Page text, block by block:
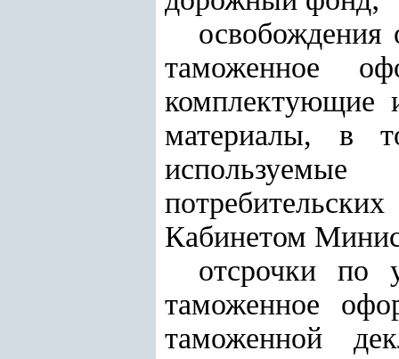
освобождения
таможенное
комплектующие
материалы, в
Кабинетом
отсрочки по
таможенное
таможенной